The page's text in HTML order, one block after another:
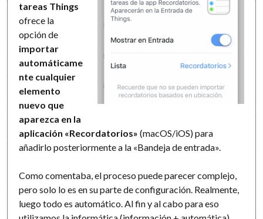
tareas Things
ofrece la
opción de
importar
automáticame
nte cualquier
elemento
nuevo que
aparezca en la
aplicación «Recordatorios» (macOS/iOS) para
añadirlo posteriormente a la «Bandeja de entrada».
Como comentaba, el proceso puede parecer complejo,
pero solo lo es en su parte de configuración. Realmente,
luego todo es automático. Al fin y al cabo para eso